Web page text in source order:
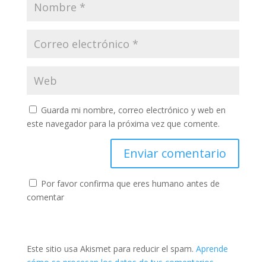
Guarda mi nombre, correo electrónico y web en
este navegador para la próxima vez que comente.
Por favor confirma que eres humano antes de
comentar
Este sitio usa Akismet para reducir el spam. Aprende